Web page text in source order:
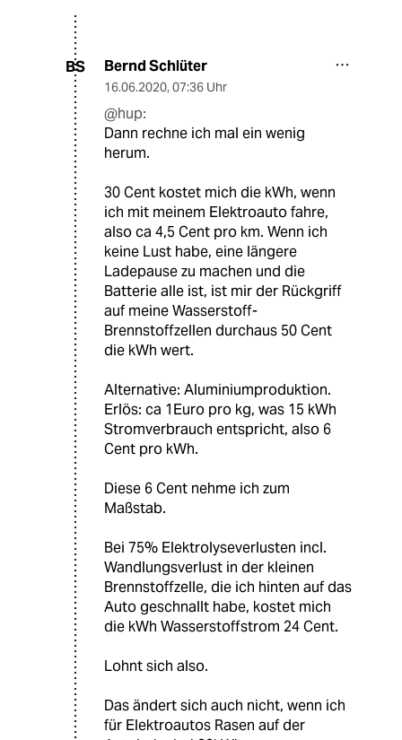
BS Bernd Schlüter
16.06.2020, 07:36 Uhr
@hup:
Dann rechne ich mal ein wenig
herum.
30 Cent kostet mich die kWh, wenn
ich mit meinem Elektroauto fahre,
also ca 4,5 Cent pro km. Wenn ich
keine Lust habe, eine längere
Ladepause zu machen und die
Batterie alle ist, ist mir der Rückgriff
auf meine Wasserstoff-
Brennstoffzellen durchaus 50 Cent
die kWh wert.
Alternative: Aluminiumproduktion.
Erlös: ca 1Euro pro kg, was 15 kWh
Stromverbrauch entspricht, also 6
Cent pro kWh.
Diese 6 Cent nehme ich zum
Maßstab.
Bei 75% Elektrolyseverlusten incl.
Wandlungsverlust in der kleinen
Brennstoffzelle, die ich hinten auf das
Auto geschnallt habe, kostet mich
die kWh Wasserstoffstrom 24 Cent.
Lohnt sich also.
Das ändert sich auch nicht, wenn ich
für Elektroautos Rasen auf der